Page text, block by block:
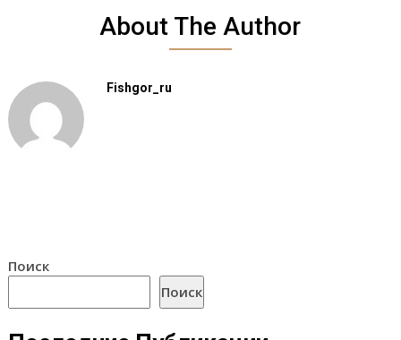
About The Author
Fishgor_ru
Поиск
Поиск